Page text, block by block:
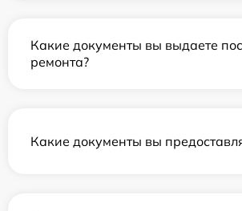
Какие документы вы выдаете
ремонта?
Какие документы вы